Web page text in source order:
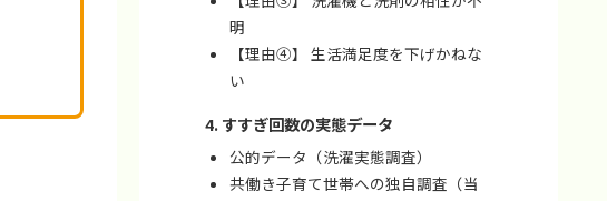
明
【理由④】 生活満足度を下げかねな
い
すすぎ回数の実態データ
公的データ（洗濯実態調査）
共働き子育て世帯への独自調査（当